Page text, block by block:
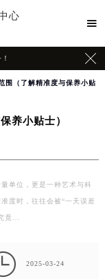
心


围（了解精准度与保养小贴
养小贴士）
单位，更是一种艺术与科
度时，往往会被“一天误差
竟…
2025-03-24